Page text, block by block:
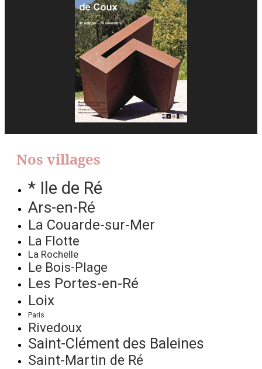
Nos villages
* Ile de Ré
Ars-en-Ré
La Couarde-sur-Mer
La Flotte
La Rochelle
Le Bois-Plage
Les Portes-en-Ré
Loix
Paris
Rivedoux
Saint-Clément des Baleines
Saint-Martin de Ré